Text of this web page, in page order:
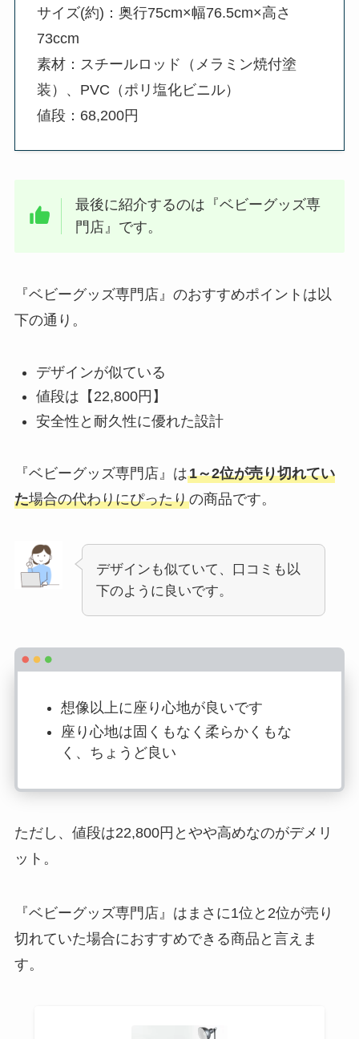
サイズ(約)：奥行75cm×幅76.5cm×高さ
73ccm
素材：スチールロッド（メラミン焼付塗
装）、PVC（ポリ塩化ビニル）
値段：68,200円
最後に紹介するのは『ベビーグッズ専
門店』です。
『ベビーグッズ専門店』のおすすめポイントは以
下の通り。
デザインが似ている
値段は【22,800円】
安全性と耐久性に優れた設計
『ベビーグッズ専門店』は1～2位が売り切れてい
た場合の代わりにぴったりの商品です。
デザインも似ていて、口コミも以
下のように良いです。
想像以上に座り心地が良いです
座り心地は固くもなく柔らかくもな
く、ちょうど良い
ただし、値段は22,800円とやや高めなのがデメリ
ット。
『ベビーグッズ専門店』はまさに1位と2位が売り
切れていた場合におすすめできる商品と言えま
す。